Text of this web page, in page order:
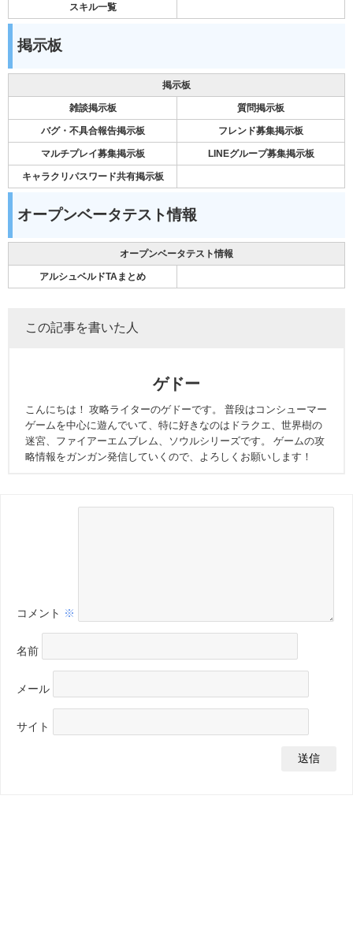
スキル一覧
掲示板
掲示板
雑談掲示板 質問掲示板
バグ・不具合報告掲示板 フレンド募集掲示板
マルチプレイ募集掲示板 LINEグループ募集掲示板
キャラクリパスワード共有掲示板
オープンベータテスト情報
オープンベータテスト情報
アルシュベルドTAまとめ
この記事を書いた人
ゲドー
こんにちは！ 攻略ライターのゲドーです。 普段はコンシューマー
ゲームを中心に遊んでいて、特に好きなのはドラクエ、世界樹の
迷宮、ファイアーエムブレム、ソウルシリーズです。 ゲームの攻
略情報をガンガン発信していくので、よろしくお願いします！
コメント ※
名前
メール
サイト